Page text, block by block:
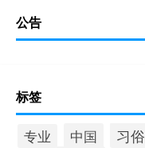
公告
标签
专业 中国 习俗